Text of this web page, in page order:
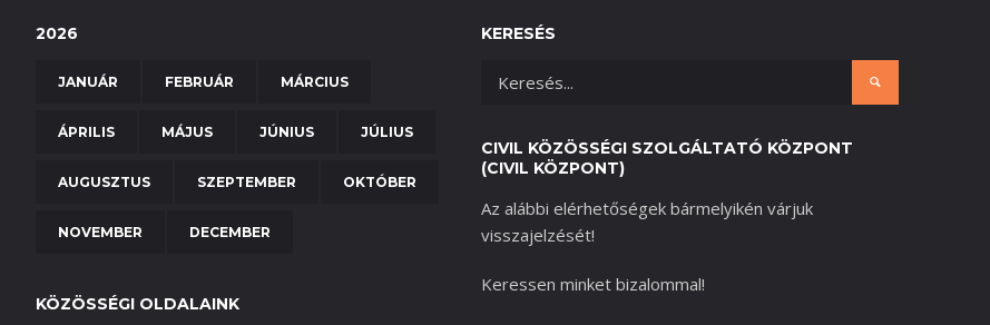
2026
JANUÁR FEBRUÁR MÁRCIUS
ÁPRILIS MÁJUS JÚNIUS JÚLIUS
AUGUSZTUS SZEPTEMBER OKTÓBER
NOVEMBER DECEMBER
KÖZÖSSÉGI OLDALAINK
KERESÉS
CIVIL KÖZÖSSÉGI SZOLGÁLTATÓ KÖZPONT
(CIVIL KÖZPONT)
Az alábbi elérhetőségek bármelyikén várjuk
visszajelzését!
Keressen minket bizalommal!